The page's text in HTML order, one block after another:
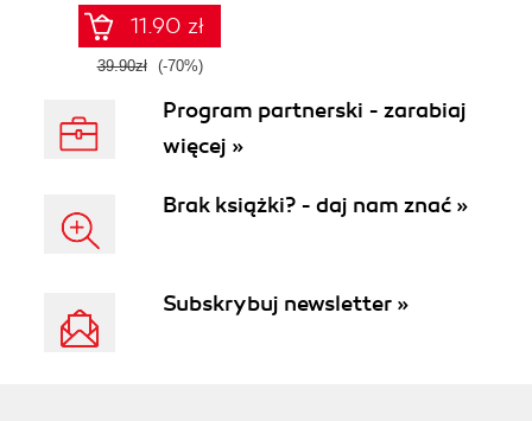
11.90 zł
39.90zł (-70%)
Program partnerski - zarabiaj
więcej »
Brak książki? - daj nam znać »
Subskrybuj newsletter »